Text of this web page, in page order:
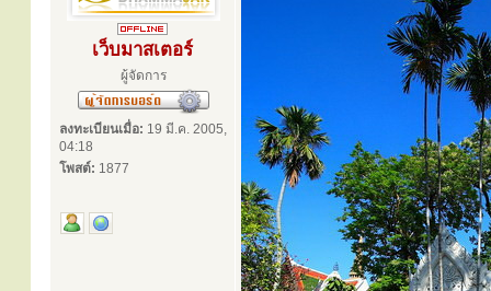
เว็บมาสเตอร์
ผู้จัดการ
ลงทะเบียนเมื่อ: 19 มี.ค. 2005,
04:18
โพสต์: 1877